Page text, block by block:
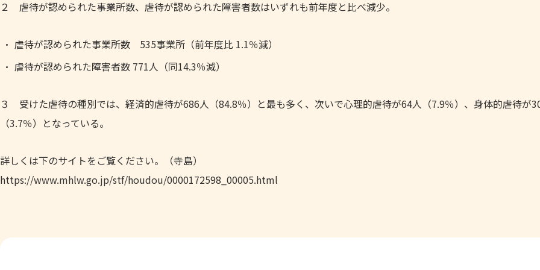
２ 虐待が認められた事業所数、虐待が認められた障害者数はいずれも前年度と比べ減少。
虐待が認められた事業所数 535事業所（前年度比 1.1％減）
虐待が認められた障害者数 771人（同14.3％減）
３ 受けた虐待の種別では、経済的虐待が686人（84.8％）と最も多く、次いで心理的虐待が64人（7.9％）、身体的虐待が
（3.7％）となっている。
詳しくは下のサイトをご覧ください。（寺島）
https://www.mhlw.go.jp/stf/houdou/0000172598_00005.html